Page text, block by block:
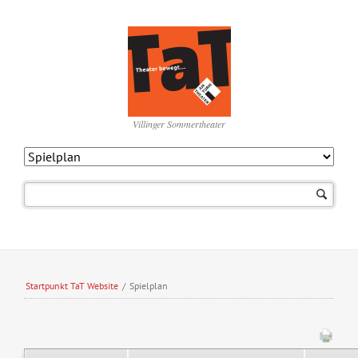
Villinger Sommertheater
Startpunkt TaT Website / Spielplan